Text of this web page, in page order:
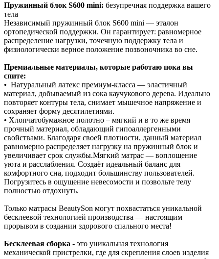
Пружинный блок S600 mini: безупречная поддержка вашего
тела
Независимый пружинный блок S600 mini — эталон
ортопедической поддержки. Он гарантирует: равномерное
распределение нагрузки, точечную поддержку тела и
физиологически верное положение позвоночника во сне.
Премиальные материалы, которые работаю пока вы
спите:
• Натуральный латекс премиум‑класса — эластичный
материал, добываемый из сока каучукового дерева. Идеально
повторяет контуры тела, снимает мышечное напряжение и
сохраняет форму десятилетиями.
• Хлопчатобумажное полотно – мягкий и в то же время
прочный материал, обладающий гипоаллергенными
свойствами. Благодаря своей плотности, данный материал
равномерно распределяет нагрузку на пружинный блок и
увеличивает срок службы.Мягкий матрас — воплощение
уюта и расслабления. Создаёт идеальный баланс для
комфортного сна, подходит большинству пользователей.
Погрузитесь в ощущение невесомости и позвольте телу
полностью отдохнуть.
Только матрасы BeautySon могут похвастаться уникальной
бесклеевой технологией производства — настоящим
прорывом в создании здорового спального места!
Бесклеевая сборка - это уникальная технология
механической пристрелки, где для скрепления слоев изделия